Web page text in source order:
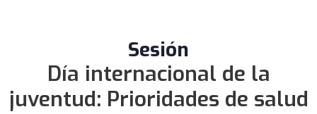
Sesión
Día internacional de la
juventud: Prioridades de salud